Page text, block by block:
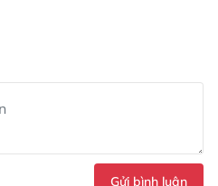
Gửi bình luận